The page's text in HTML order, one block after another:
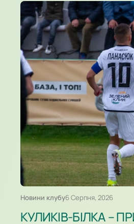
Новини клубу6 Серпня, 2026
КУЛИКІВ-БІЛКА –